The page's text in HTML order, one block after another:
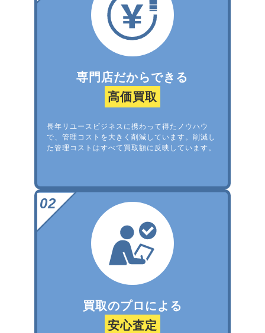
専門店だからできる
高価買取
長年リユースビジネスに携わって得たノウハウ
で、管理コストを大きく削減しています。削減し
た管理コストはすべて買取額に反映しています。
買取のプロによる
安心査定